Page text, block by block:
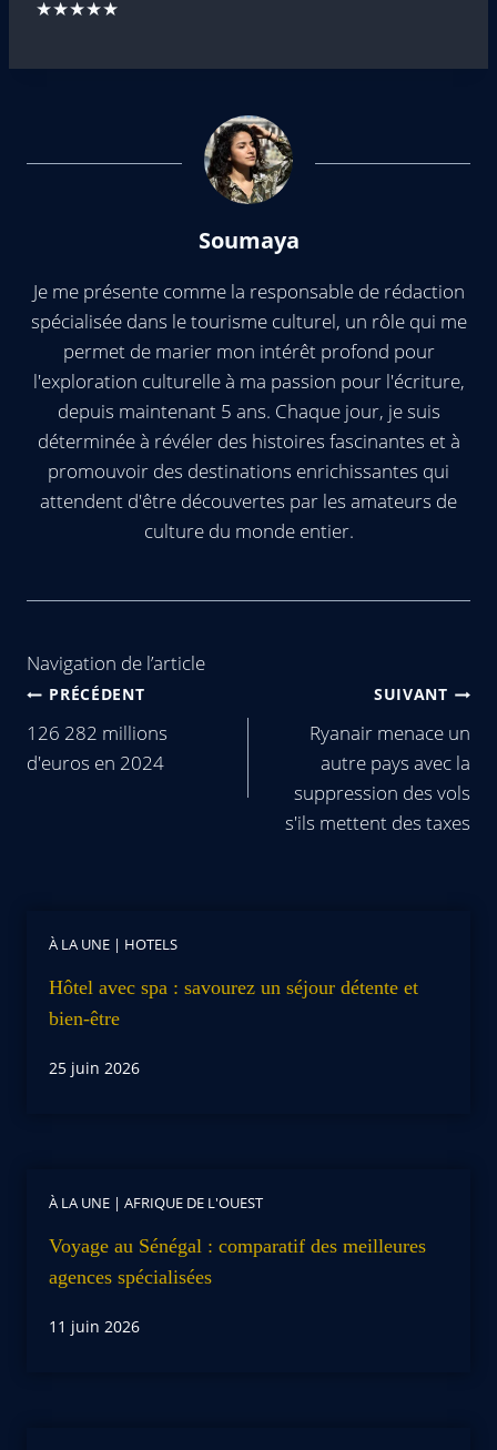
★★★★★
Soumaya
Je me présente comme la responsable de rédaction
spécialisée dans le tourisme culturel, un rôle qui me
permet de marier mon intérêt profond pour
l'exploration culturelle à ma passion pour l'écriture,
depuis maintenant 5 ans. Chaque jour, je suis
déterminée à révéler des histoires fascinantes et à
promouvoir des destinations enrichissantes qui
attendent d'être découvertes par les amateurs de
culture du monde entier.
Navigation de l’article
PRÉCÉDENT
126 282 millions
d'euros en 2024
SUIVANT
Ryanair menace un
autre pays avec la
suppression des vols
s'ils mettent des taxes
À LA UNE | HOTELS
Hôtel avec spa : savourez un séjour détente et
bien-être
25 juin 2026
À LA UNE | AFRIQUE DE L'OUEST
Voyage au Sénégal : comparatif des meilleures
agences spécialisées
11 juin 2026